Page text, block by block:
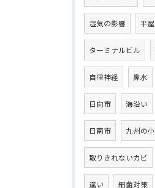
湿気の影響 平屋
ターミナルビル
自律神経 鼻水
日向市 海沿い
日南市 九州の
取りきれないカビ
違い 細菌対策